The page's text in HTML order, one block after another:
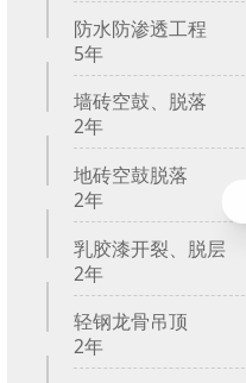
防水防渗透工程
5年
墙砖空鼓、脱落
2年
地砖空鼓脱落
2年
乳胶漆开裂、脱层
2年
轻钢龙骨吊顶
2年